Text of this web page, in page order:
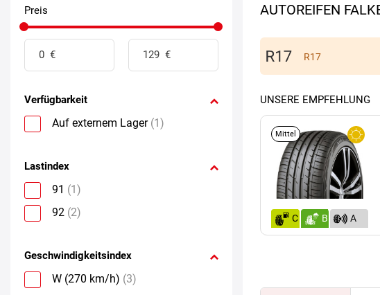
Preis
Verfügbarkeit
Auf externem Lager (1)
Lastindex
91 (1)
92 (2)
Geschwindigkeitsindex
W (270 km/h) (3)
AUTOREIFEN
R17
UNSERE EMPFEHLUNG
Mittel
C B
A
(68)